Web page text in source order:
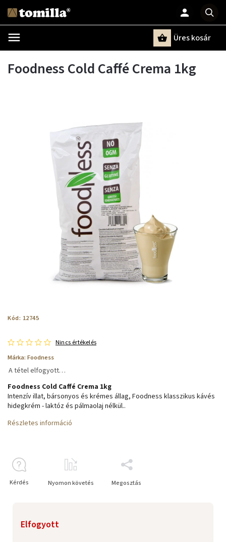
Üres kosár
Foodness Cold Caffé Crema 1kg
Kód: 12745
Nincs értékelés
Márka: Foodness
Elfogyott
A tétel elfogyott…
Foodness Cold Caffé Crema 1kg
Intenzív illat, bársonyos és krémes állag, Foodness klasszikus kávés
hidegkrém - laktóz és pálmaolaj nélkül..
Részletes információ
Kérdés Nyomon követés Megosztás